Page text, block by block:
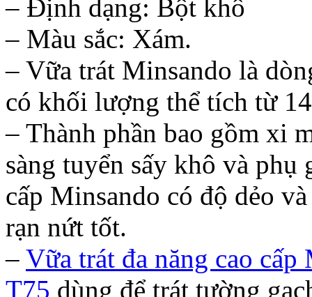
– Định dạng: Bột khô
– Màu sắc: Xám.
– Vữa trát Minsando là
có khối lượng thể tích từ
– Thành phần bao gồm xi
sàng tuyển sấy khô và phụ
cấp Minsando có độ dẻo
rạn nứt tốt.
– Vữa trát đa năng cao
T75 dùng để trát tường